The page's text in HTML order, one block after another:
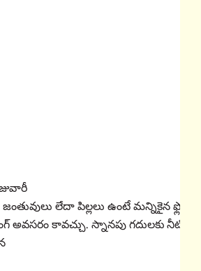
లేదా పిల్లలు ఉంటే మన్నికైన
అవసరం కావచ్చు. స్నానపు గదులకు నీటిని